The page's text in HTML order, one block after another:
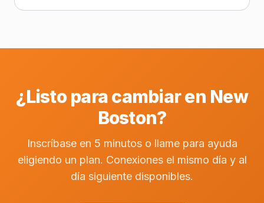
¿Listo para cambiar en New
Boston?
Inscríbase en 5 minutos o llame para ayuda
eligiendo un plan. Conexiones el mismo día y al
día siguiente disponibles.